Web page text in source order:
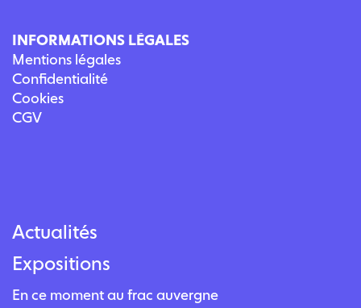
INFORMATIONS LÉGALES
Mentions légales
Confidentialité
Cookies
CGV
Actualités
Expositions
En ce moment au frac auvergne